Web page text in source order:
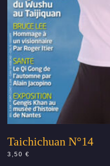
Taichichuan N°14
3,50 €